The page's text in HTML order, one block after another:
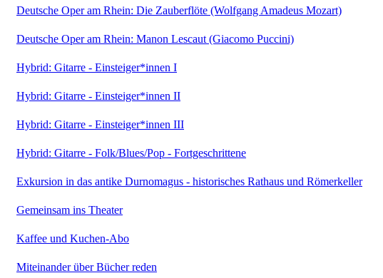
Deutsche Oper am Rhein: Die Zauberflöte (Wolfgang Amadeus Mozart)
Deutsche Oper am Rhein: Manon Lescaut (Giacomo Puccini)
Hybrid: Gitarre - Einsteiger*innen I
Hybrid: Gitarre - Einsteiger*innen II
Hybrid: Gitarre - Einsteiger*innen III
Hybrid: Gitarre - Folk/Blues/Pop - Fortgeschrittene
Exkursion in das antike Durnomagus - historisches Rathaus und Römerkeller
Gemeinsam ins Theater
Kaffee und Kuchen-Abo
Miteinander über Bücher reden